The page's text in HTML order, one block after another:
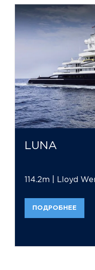
LUNA
114.2m | Lloyd
ПОДРОБНЕЕ